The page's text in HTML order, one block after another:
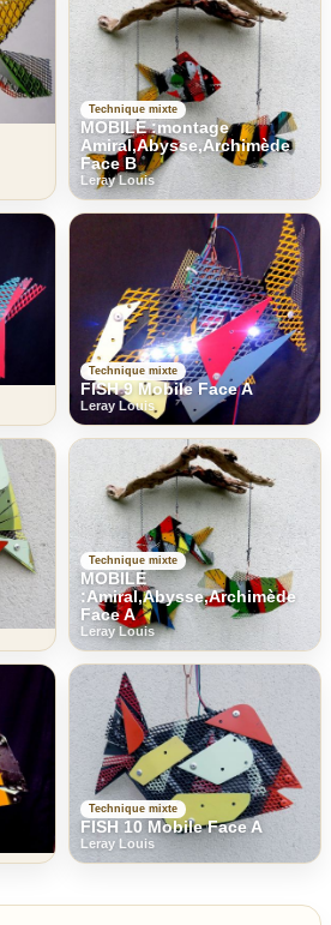
Technique mixte
MOBILE :montage
Amiral,Abysse,Archimède
Face B
Leray Louis
Technique mixte
FISH 9 Mobile Face A
Leray Louis
Technique mixte
MOBILE
:Amiral,Abysse,Archimède
Face A
Leray Louis
Technique mixte
FISH 10 Mobile Face A
Leray Louis